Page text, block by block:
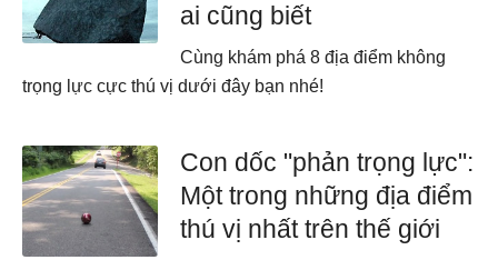
ai cũng biết
Cùng khám phá 8 địa điểm không
trọng lực cực thú vị dưới đây bạn nhé!
Con dốc "phản trọng lực":
Một trong những địa điểm
thú vị nhất trên thế giới